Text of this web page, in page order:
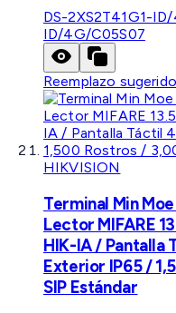
DS-2XS2T41G1-
ID/4G/C05S07
Reemplazo
HIKVISION
Terminal Min
Lector MIFARE
HIK-IA / Pantalla
Exterior IP65 /
SIP Estándar